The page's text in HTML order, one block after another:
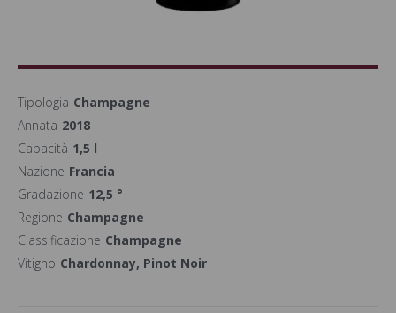
Tipologia Champagne
Annata 2018
Capacità 1,5 l
Nazione Francia
Gradazione 12,5 °
Regione Champagne
Classificazione Champagne
Vitigno Chardonnay, Pinot Noir